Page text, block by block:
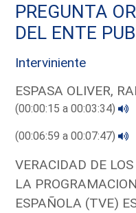
PREGUNTA
DEL ENTE
Interviniente
ESPASA OLIVER,
(00:00:15 a 00:03:34)
(00:06:59 a 00:07:47)
VERACIDAD DE
LA
ESPAÑOLA (TVE)